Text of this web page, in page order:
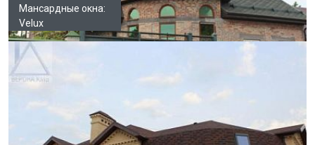
Мансардные окна:
Velux